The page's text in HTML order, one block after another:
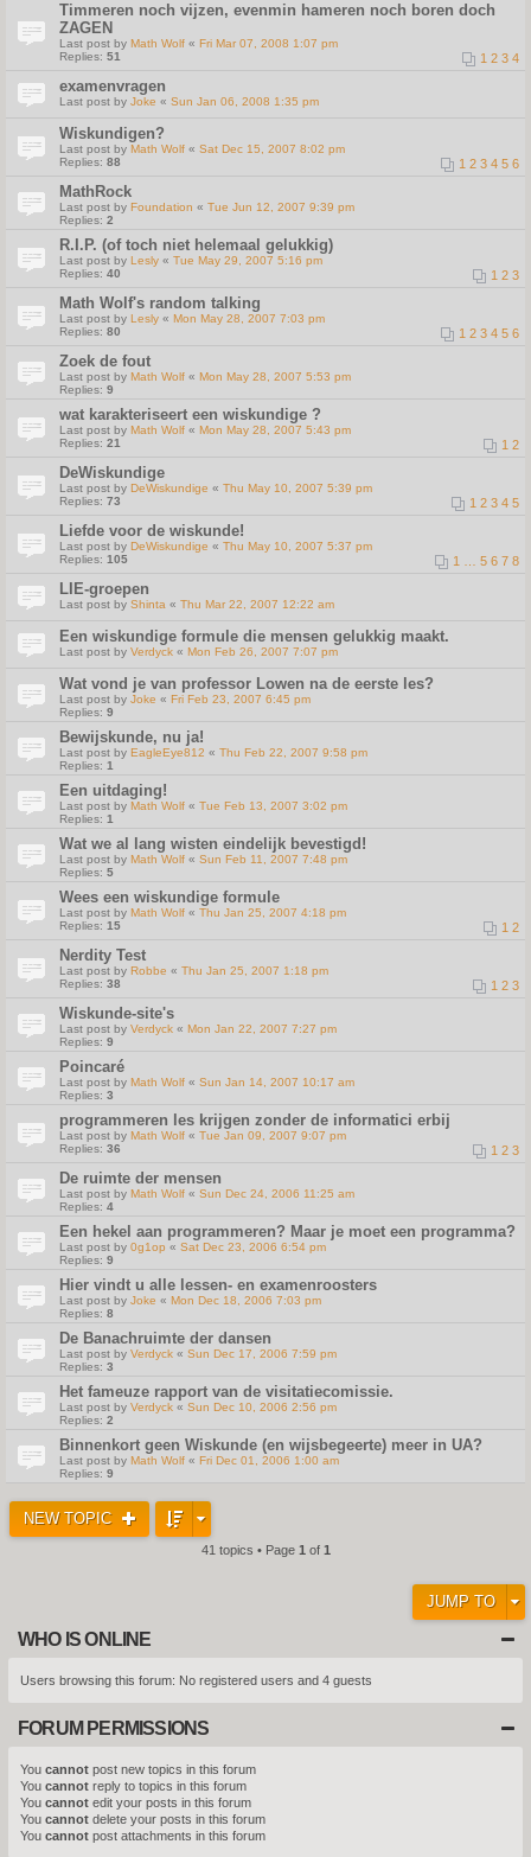
Timmeren noch vijzen, evenmin hameren noch boren doch
ZAGEN
Last post by Math Wolf « Fri Mar 07, 2008 1:07 pm
Replies: 51 1 2 3 4
examenvragen
Last post by Joke « Sun Jan 06, 2008 1:35 pm
Wiskundigen?
Last post by Math Wolf « Sat Dec 15, 2007 8:02 pm
Replies: 88 1 2 3 4 5 6
MathRock
Last post by Foundation « Tue Jun 12, 2007 9:39 pm
Replies: 2
R.I.P. (of toch niet helemaal gelukkig)
Last post by Lesly « Tue May 29, 2007 5:16 pm
Replies: 40 1 2 3
Math Wolf's random talking
Last post by Lesly « Mon May 28, 2007 7:03 pm
Replies: 80 1 2 3 4 5 6
Zoek de fout
Last post by Math Wolf « Mon May 28, 2007 5:53 pm
Replies: 9
wat karakteriseert een wiskundige ?
Last post by Math Wolf « Mon May 28, 2007 5:43 pm
Replies: 21 1 2
DeWiskundige
Last post by DeWiskundige « Thu May 10, 2007 5:39 pm
Replies: 73 1 2 3 4 5
Liefde voor de wiskunde!
Last post by DeWiskundige « Thu May 10, 2007 5:37 pm
Replies: 105 1 5 6 7 8
LIE-groepen
Last post by Shinta « Thu Mar 22, 2007 12:22 am
Een wiskundige formule die mensen gelukkig maakt.
Last post by Verdyck « Mon Feb 26, 2007 7:07 pm
Wat vond je van professor Lowen na de eerste les?
Last post by Joke « Fri Feb 23, 2007 6:45 pm
Replies: 9
Bewijskunde, nu ja!
Last post by EagleEye812 « Thu Feb 22, 2007 9:58 pm
Replies: 1
Een uitdaging!
Last post by Math Wolf « Tue Feb 13, 2007 3:02 pm
Replies: 1
Wat we al lang wisten eindelijk bevestigd!
Last post by Math Wolf « Sun Feb 11, 2007 7:48 pm
Replies: 5
Wees een wiskundige formule
Last post by Math Wolf « Thu Jan 25, 2007 4:18 pm
Replies: 15 1 2
Nerdity Test
Last post by Robbe « Thu Jan 25, 2007 1:18 pm
Replies: 38 1 2 3
Wiskunde-site's
Last post by Verdyck « Mon Jan 22, 2007 7:27 pm
Replies: 9
Poincaré
Last post by Math Wolf « Sun Jan 14, 2007 10:17 am
Replies: 3
programmeren les krijgen zonder de informatici erbij
Last post by Math Wolf « Tue Jan 09, 2007 9:07 pm
Replies: 36 1 2 3
De ruimte der mensen
Last post by Math Wolf « Sun Dec 24, 2006 11:25 am
Replies: 4
Een hekel aan programmeren? Maar je moet een programma?
Last post by 0g1op « Sat Dec 23, 2006 6:54 pm
Replies: 9
Hier vindt u alle lessen- en examenroosters
Last post by Joke « Mon Dec 18, 2006 7:03 pm
Replies: 8
De Banachruimte der dansen
Last post by Verdyck « Sun Dec 17, 2006 7:59 pm
Replies: 3
Het fameuze rapport van de visitatiecomissie.
Last post by Verdyck « Sun Dec 10, 2006 2:56 pm
Replies: 2
Binnenkort geen Wiskunde (en wijsbegeerte) meer in UA?
Last post by Math Wolf « Fri Dec 01, 2006 1:00 am
Replies: 9
NEW TOPIC
41 topics • Page 1 of 1
JUMP TO
WHO IS ONLINE
Users browsing this forum: No registered users and 4 guests
FORUM PERMISSIONS
You cannot post new topics in this forum
You cannot reply to topics in this forum
You cannot edit your posts in this forum
You cannot delete your posts in this forum
You cannot post attachments in this forum